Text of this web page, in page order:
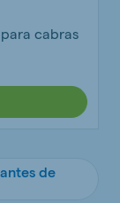
cabras
de